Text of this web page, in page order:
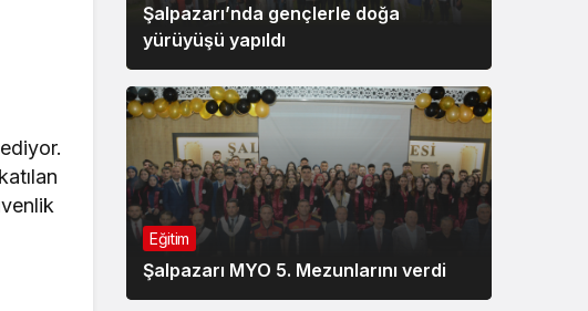
Şalpazarı’nda gençlerle doğa
yürüyüşü yapıldı
Eğitim
Şalpazarı MYO 5. Mezunlarını verdi